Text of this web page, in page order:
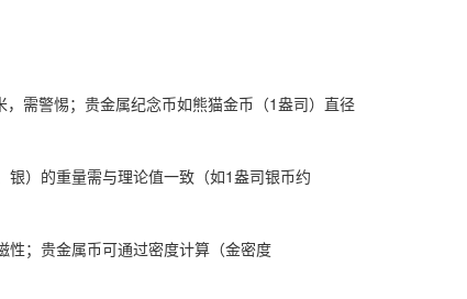
需警惕；贵金属纪念币如熊猫金币（1盎司）直径
）的重量需与理论值一致（如1盎司银币约
性；贵金属币可通过密度计算（金密度